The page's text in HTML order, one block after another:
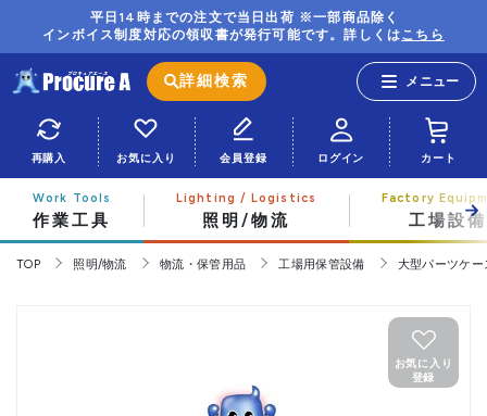
平日14時までの注文で当日出荷 ※一部商品除く
インボイス制度対応の領収書が発行可能です。詳しくはこちら
詳細検索
再購入 お気に入り 会員登録 ログイン カート
作業工具 照明/物流 工場設備
TOP 照明/物流 物流・保管用品 工場用保管設備 大型パーツケー
お気に入り
登録